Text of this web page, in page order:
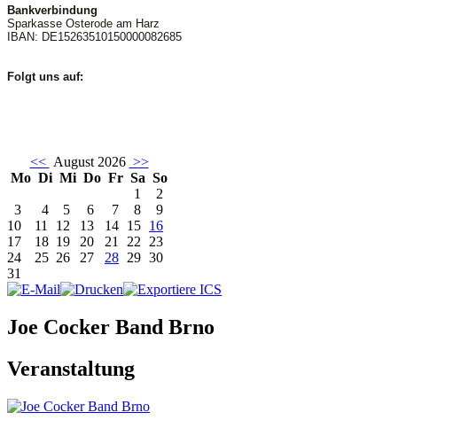
Bankverbindung
Sparkasse Osterode am Harz
IBAN: DE15263510150000082685
Folgt uns auf:
<< August 2026 >>
Mo Di Mi Do Fr Sa So
1
2
3
4 5 6 7 8
9
10
11 12 13 14 15 16
17
18 19 20 21 22 23
24
25 26 27 28 29 30
31
Joe Cocker Band Brno
Veranstaltung